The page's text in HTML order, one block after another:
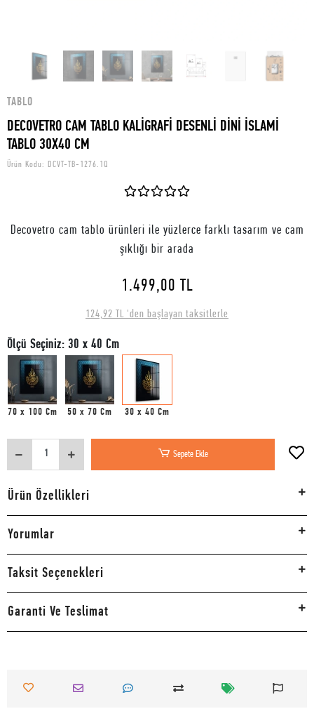
TABLO
DECOVETRO CAM TABLO KALİGRAFİ DESENLİ DİNİ İSLAMİ
TABLO 30X40 CM
Ürün Kodu: DCVT-TB-1276.1Q
Decovetro cam tablo ürünleri ile yüzlerce farklı tasarım ve cam
şıklığı bir arada
1.499,00 TL
124,92 TL 'den başlayan taksitlerle
Ölçü Seçiniz: 30 x 40 Cm
70 x 100 Cm 50 x 70 Cm 30 x 40 Cm
Sepete Ekle
Ürün Özellikleri
Yorumlar
Taksit Seçenekleri
Garanti Ve Teslimat